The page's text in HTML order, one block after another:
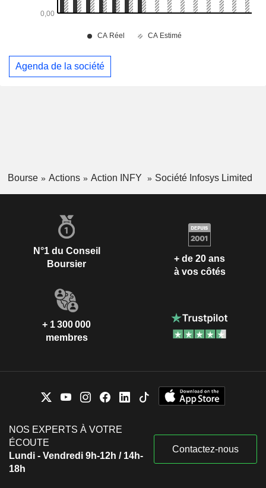
Agenda de la société
Bourse Actions Action INFY Société Infosys Limited
N°1 du Conseil
Boursier
+ de 20 ans
à vos côtés
+ 1 300 000
membres
NOS EXPERTS À VOTRE
ÉCOUTE
Lundi - Vendredi 9h-12h / 14h-
18h
Contactez-nous